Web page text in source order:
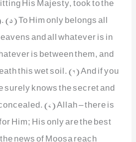
To Him only belongs all
and all whatever is in
is between them, and
this wet soil. (6) And if you
surely knows the secret and
(7) Allah – there is
Him; His only are the best
news of Moosa reach